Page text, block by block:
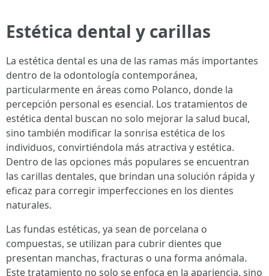
Estética dental y carillas
La estética dental es una de las ramas más importantes
dentro de la odontología contemporánea,
particularmente en áreas como Polanco, donde la
percepción personal es esencial. Los tratamientos de
estética dental buscan no solo mejorar la salud bucal,
sino también modificar la sonrisa estética de los
individuos, convirtiéndola más atractiva y estética.
Dentro de las opciones más populares se encuentran
las carillas dentales, que brindan una solución rápida y
eficaz para corregir imperfecciones en los dientes
naturales.
Las fundas estéticas, ya sean de porcelana o
compuestas, se utilizan para cubrir dientes que
presentan manchas, fracturas o una forma anómala.
Este tratamiento no solo se enfoca en la apariencia, sino